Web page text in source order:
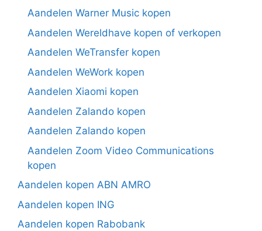
Aandelen Warner Music kopen
Aandelen Wereldhave kopen of verkopen
Aandelen WeTransfer kopen
Aandelen WeWork kopen
Aandelen Xiaomi kopen
Aandelen Zalando kopen
Aandelen Zalando kopen
Aandelen Zoom Video Communications
kopen
Aandelen kopen ABN AMRO
Aandelen kopen ING
Aandelen kopen Rabobank